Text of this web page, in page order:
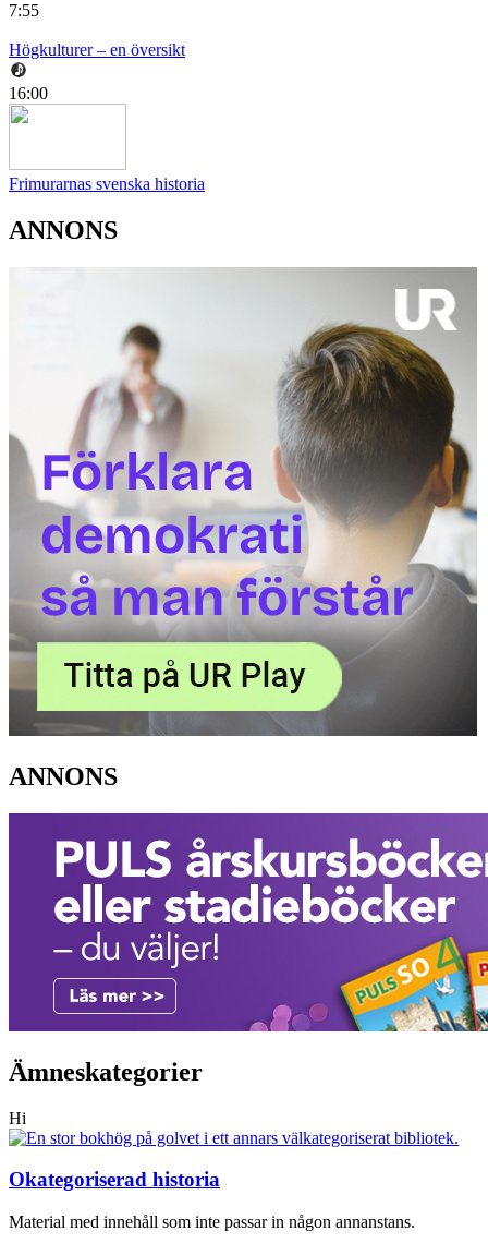
7:55
Högkulturer – en översikt
16:00
Frimurarnas svenska historia
ANNONS
ANNONS
Ämneskategorier
Hi
Okategoriserad historia
Material med innehåll som inte passar in någon annanstans.